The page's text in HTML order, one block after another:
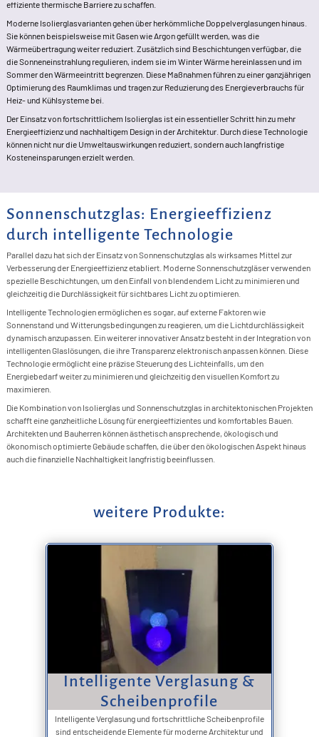
effiziente thermische Barriere zu schaffen.
Moderne Isolierglasvarianten gehen über herkömmliche Doppelverglasungen hinaus.
Sie können beispielsweise mit Gasen wie Argon gefüllt werden, was die
Wärmeübertragung weiter reduziert. Zusätzlich sind Beschichtungen verfügbar, die
die Sonneneinstrahlung regulieren, indem sie im Winter Wärme hereinlassen und im
Sommer den Wärmeeintritt begrenzen. Diese Maßnahmen führen zu einer ganzjährigen
Optimierung des Raumklimas und tragen zur Reduzierung des Energieverbrauchs für
Heiz- und Kühlsysteme bei.
Der Einsatz von fortschrittlichem Isolierglas ist ein essentieller Schritt hin zu mehr
Energieeffizienz und nachhaltigem Design in der Architektur. Durch diese Technologie
können nicht nur die Umweltauswirkungen reduziert, sondern auch langfristige
Kosteneinsparungen erzielt werden.
Sonnenschutzglas: Energieeffizienz
durch intelligente Technologie
Parallel dazu hat sich der Einsatz von Sonnenschutzglas als wirksames Mittel zur
Verbesserung der Energieeffizienz etabliert. Moderne Sonnenschutzgläser verwenden
spezielle Beschichtungen, um den Einfall von blendendem Licht zu minimieren und
gleichzeitig die Durchlässigkeit für sichtbares Licht zu optimieren.
Intelligente Technologien ermöglichen es sogar, auf externe Faktoren wie
Sonnenstand und Witterungsbedingungen zu reagieren, um die Lichtdurchlässigkeit
dynamisch anzupassen. Ein weiterer innovativer Ansatz besteht in der Integration von
intelligenten Glaslösungen, die ihre Transparenz elektronisch anpassen können. Diese
Technologie ermöglicht eine präzise Steuerung des Lichteinfalls, um den
Energiebedarf weiter zu minimieren und gleichzeitig den visuellen Komfort zu
maximieren.
Die Kombination von Isolierglas und Sonnenschutzglas in architektonischen Projekten
schafft eine ganzheitliche Lösung für energieeffizientes und komfortables Bauen.
Architekten und Bauherren können ästhetisch ansprechende, ökologisch und
ökonomisch optimierte Gebäude schaffen, die über den ökologischen Aspekt hinaus
auch die finanzielle Nachhaltigkeit langfristig beeinflussen.
weitere Produkte:
Intelligente Verglasung &
Scheibenprofile
Intelligente Verglasung und fortschrittliche Scheibenprofile
sind entscheidende Elemente für moderne Architektur und